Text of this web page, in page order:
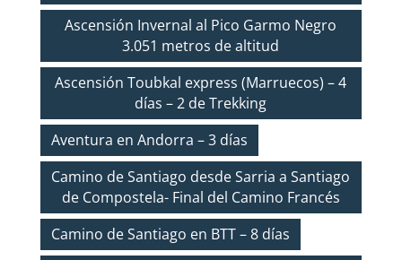
Ascensión Invernal al Pico Garmo Negro
3.051 metros de altitud
Ascensión Toubkal express (Marruecos) – 4
días – 2 de Trekking
Aventura en Andorra – 3 días
Camino de Santiago desde Sarria a Santiago
de Compostela- Final del Camino Francés
Camino de Santiago en BTT – 8 días